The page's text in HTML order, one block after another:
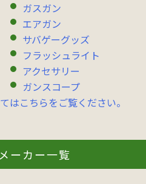
ガスガン
エアガン
サバゲーグッズ
フラッシュライト
アクセサリー
ガンスコープ
はこちらをご覧ください。
ーカー一覧